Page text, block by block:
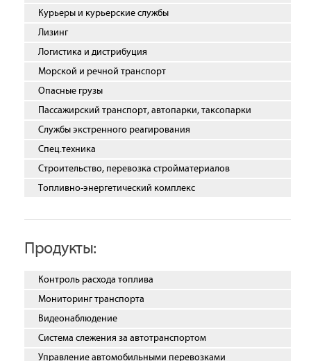
Курьеры и курьерские службы
Лизинг
Логистика и дистрибуция
Морской и речной транспорт
Опасные грузы
Пассажирский транспорт, автопарки, таксопарки
Службы экстренного реагирования
Спец.техника
Строительство, перевозка стройматериалов
Топливно-энергетический комплекс
Продукты:
Контроль расхода топлива
Мониторинг транспорта
Видеонаблюдение
Система слежения за автотранспортом
Управление автомобильными перевозками